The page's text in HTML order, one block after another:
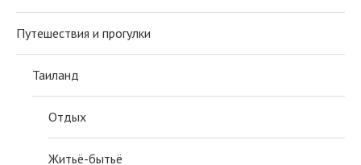
Путешествия и прогулки
Таиланд
Отдых
Житьё-бытьё